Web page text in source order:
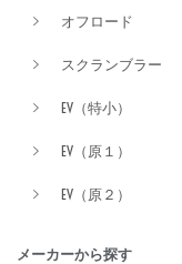
オフロード
スクランブラー
EV（特小）
EV（原１）
EV（原２）
メーカーから探す